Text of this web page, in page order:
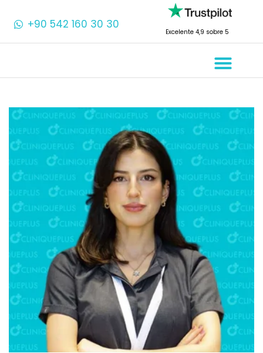
+90 542 160 30 30
Excelente 4,9 sobre 5